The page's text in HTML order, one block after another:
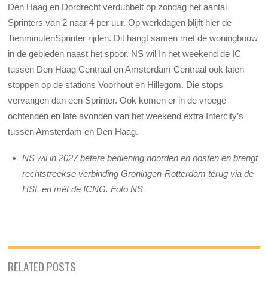
Den Haag en Dordrecht verdubbelt op zondag het aantal
Sprinters van 2 naar 4 per uur. Op werkdagen blijft hier de
TienminutenSprinter rijden. Dit hangt samen met de woningbouw
in de gebieden naast het spoor. NS wil In het weekend de IC
tussen Den Haag Centraal en Amsterdam Centraal ook laten
stoppen op de stations Voorhout en Hillegom. Die stops
vervangen dan een Sprinter. Ook komen er in de vroege
ochtenden en late avonden van het weekend extra Intercity’s
tussen Amsterdam en Den Haag.
NS wil in 2027 betere bediening noorden en oosten en brengt
rechtstreekse verbinding Groningen-Rotterdam terug via de
HSL en mét de ICNG. Foto NS.
RELATED POSTS